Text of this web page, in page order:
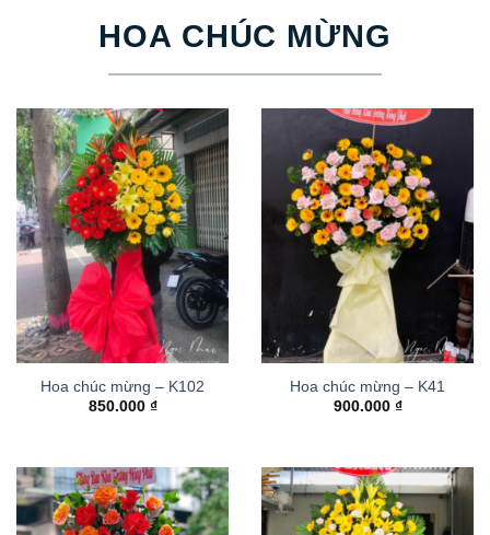
HOA CHÚC MỪNG
Hoa chúc mừng – K102
850.000 ₫
Hoa chúc mừng – K41
900.000 ₫